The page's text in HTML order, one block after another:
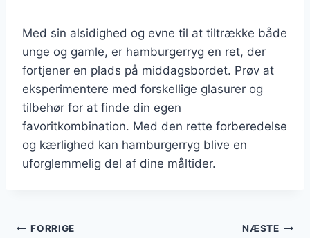
Med sin alsidighed og evne til at tiltrække både
unge og gamle, er hamburgerryg en ret, der
fortjener en plads på middagsbordet. Prøv at
eksperimentere med forskellige glasurer og
tilbehør for at finde din egen
favoritkombination. Med den rette forberedelse
og kærlighed kan hamburgerryg blive en
uforglemmelig del af dine måltider.
Indlægsnavigation
FORRIGE NÆSTE